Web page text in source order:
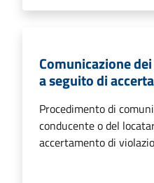
Comunicazione
a seguito di
Procedimento di
conducente o del
accertamento di